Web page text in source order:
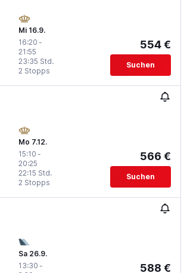
Mi 16.9.
16:20 -
21:55
2 Stopps
23:35 Std.
554 €
Suchen
Mo 7.12.
15:10 -
20:25
2 Stopps
22:15 Std.
566 €
Suchen
Sa 26.9.
13:30 -
588 €